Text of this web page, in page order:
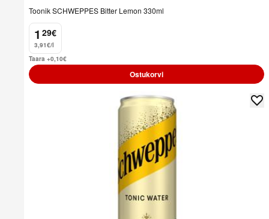
Toonik SCHWEPPES Bitter Lemon 330ml
1
. 29€
3,91€/l
Taara +0,10€
Ostukorvi